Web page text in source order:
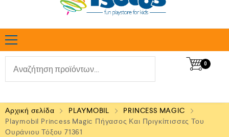
0
Αρχική σελίδα PLAYMOBIL
PRINCESS MAGIC
Playmobil Princess Magic Πήγασος Και Πριγκίπισσες Του
Ουράνιου Τόξου 71361